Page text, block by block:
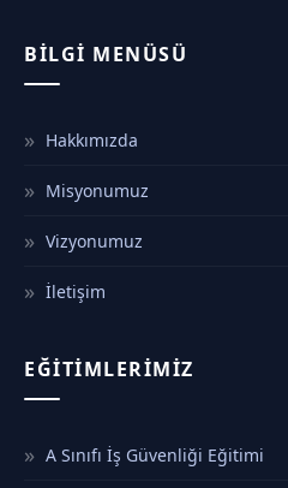
BILGI MENÜSÜ
Hakkımızda
Misyonumuz
Vizyonumuz
İletişim
EĞITIMLERIMIZ
A Sınıfı İş Güvenliği Eğitimi